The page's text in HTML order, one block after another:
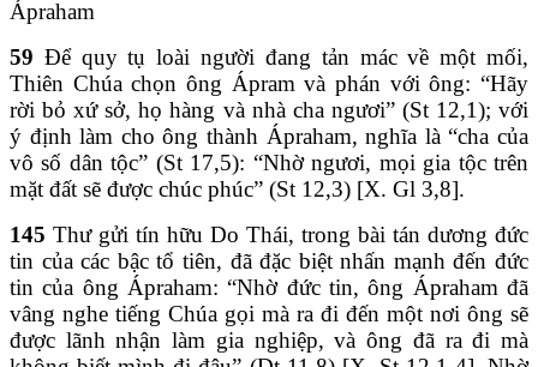
Ápraham
59 Để quy tụ loài người đang tản mác về một mối,
Thiên Chúa chọn ông Ápram và phán với ông: “Hãy
rời bỏ xứ sở, họ hàng và nhà cha ngươi” (St 12,1); với
ý định làm cho ông thành Ápraham, nghĩa là “cha của
vô số dân tộc” (St 17,5): “Nhờ ngươi, mọi gia tộc trên
mặt đất sẽ được chúc phúc” (St 12,3) [X. Gl 3,8].
145 Thư gửi tín hữu Do Thái, trong bài tán dương đức
tin của các bậc tổ tiên, đã đặc biệt nhấn mạnh đến đức
tin của ông Ápraham: “Nhờ đức tin, ông Ápraham đã
vâng nghe tiếng Chúa gọi mà ra đi đến một nơi ông sẽ
được lãnh nhận làm gia nghiệp, và ông đã ra đi mà